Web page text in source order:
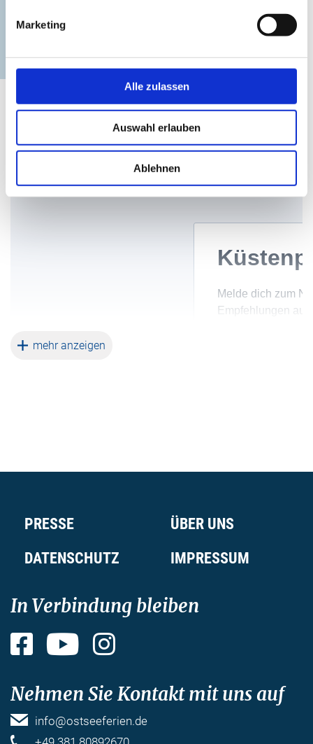
Marketing
Alle zulassen
Auswahl erlauben
Ablehnen
Städte
©
Du bekommst noch keine
Küstenpost?
weiterlesen
mehr anzeigen
PRESSE
ÜBER UNS
DATENSCHUTZ
IMPRESSUM
In Verbindung bleiben
Facebook YouTube
Nehmen Sie Kontakt mit uns auf
info@ostseeferien.de